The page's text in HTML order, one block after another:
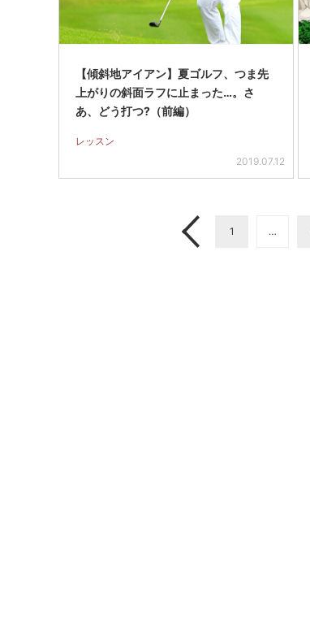
【傾斜地アイアン】夏ゴルフ、つま先
上がりの斜面ラフに止まった…。さ
あ、どう打つ?（前編）
レッスン
2019.07.12
1 …